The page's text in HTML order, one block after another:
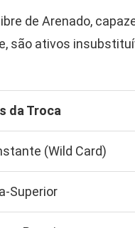
de Arenado,
são ativos
da Troca
(Wild Card)
Superior